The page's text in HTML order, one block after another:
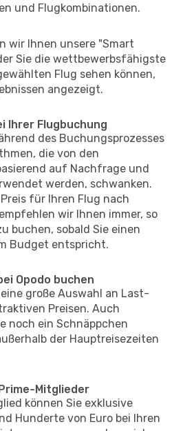
und Flugkombinationen.
wir Ihnen unsere "Smart
Sie die wettbewerbsfähigste
Flug sehen können,
angezeigt.
Ihrer Flugbuchung
des Buchungsprozesses
die von den
auf Nachfrage und
werden, schwanken.
für Ihren Flug nach
wir Ihnen immer, so
buchen, sobald Sie einen
Budget entspricht.
Opodo buchen
große Auswahl an Last-
Preisen. Auch
noch ein Schnäppchen
der Hauptreisezeiten
Mitglieder
können Sie exklusive
Hunderte von Euro bei Ihren